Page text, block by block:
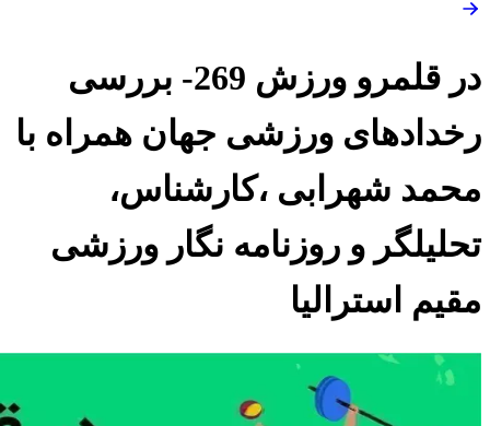
در قلمرو ورزش 269- بررسی
رخدادهای ورزشی جهان همراه با
محمد شهرابی ،کارشناس،
تحلیلگر و روزنامه نگار ورزشی
مقیم استرالیا